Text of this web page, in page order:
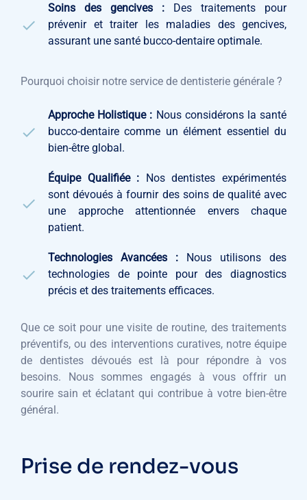
Soins des gencives : Des traitements pour
prévenir et traiter les maladies des gencives,
assurant une santé bucco-dentaire optimale.
Pourquoi choisir notre service de dentisterie générale ?
Approche Holistique : Nous considérons la santé
bucco-dentaire comme un élément essentiel du
bien-être global.
Équipe Qualifiée : Nos dentistes expérimentés
sont dévoués à fournir des soins de qualité avec
une approche attentionnée envers chaque
patient.
Technologies Avancées : Nous utilisons des
technologies de pointe pour des diagnostics
précis et des traitements efficaces.
Que ce soit pour une visite de routine, des traitements
préventifs, ou des interventions curatives, notre équipe
de dentistes dévoués est là pour répondre à vos
besoins. Nous sommes engagés à vous offrir un
sourire sain et éclatant qui contribue à votre bien-être
général.
Prise de rendez-vous